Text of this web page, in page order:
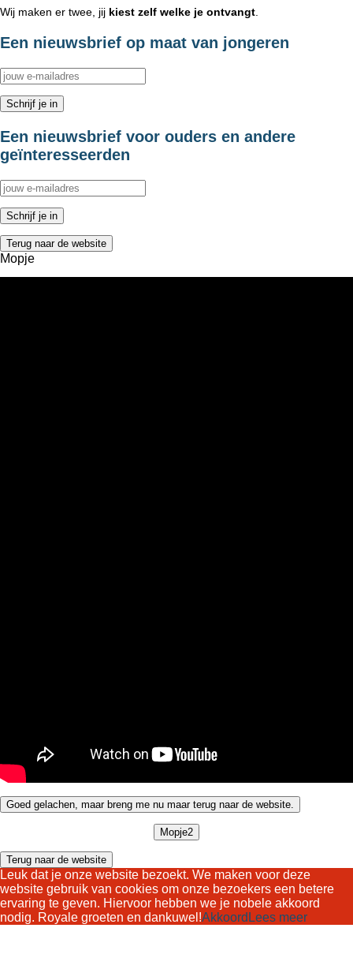
Wij maken er twee, jij kiest zelf welke je ontvangt
Een nieuwsbrief op maat van jongeren
Een nieuwsbrief voor ouders en andere
geïnteresseerden
Terug naar de website
Mopje
Goed gelachen, maar breng me nu maar terug naar de website.
Mopje2
Terug naar de website
Leuk dat je onze website bezoekt. We maken voor deze
website gebruik van cookies om onze bezoekers een betere
ervaring te geven. Hiervoor hebben we je nobele akkoord
nodig. Royale groeten en dankuwel!Akkoord Lees meer